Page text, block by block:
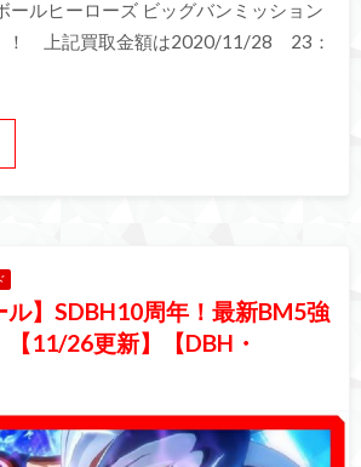
ールヒーローズ ビッグバンミッション
！ 上記買取金額は2020/11/28 23：
ル】SDBH10周年！最新BM5強
11/26更新】【DBH・